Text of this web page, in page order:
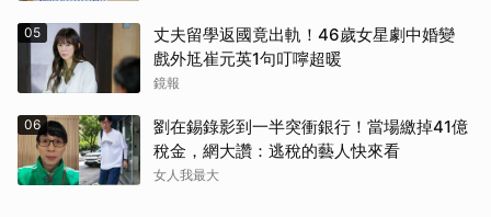
05
丈夫留學返國竟出軌！46歲女星劇中婚變
戲外尪崔元英1句叮嚀超暖
鏡報
06
劉在錫錄影到一半突衝銀行！當場繳掉41億
稅金，網大讚：逃稅的藝人快來看
女人我最大